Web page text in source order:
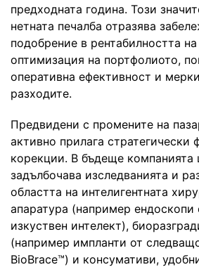
предходната година. Този
нетната печалба отразява
подобрение в рентабилността
оптимизация на портфолиото,
оперативна ефективност и
разходите.
Предвидени с промените на
активно прилага стратегически
корекции. В бъдеще
задълбочава изследванията и
областта на интелигентната
апаратура (например
изкуствен интелект),
(например импланти от
BioBrace™) и консумативи,